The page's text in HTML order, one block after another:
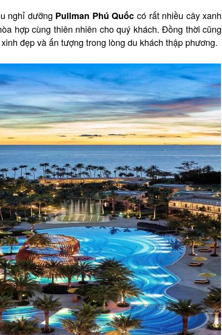
nghỉ dưỡng Pullman Phú Quốc có rất nhiều cây xanh
hợp cùng thiên nhiên cho quý khách. Đồng thời cũng
đẹp và ấn tượng trong lòng du khách thập phương.